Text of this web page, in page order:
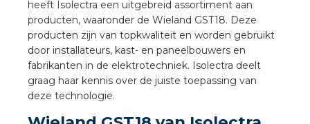
heeft Isolectra een uitgebreid assortiment aan
producten, waaronder de Wieland GST18. Deze
producten zijn van topkwaliteit en worden gebruikt
door installateurs, kast- en paneelbouwers en
fabrikanten in de elektrotechniek. Isolectra deelt
graag haar kennis over de juiste toepassing van
deze technologie.
installeren in de tuinbouw
stekerbare vlakkabel